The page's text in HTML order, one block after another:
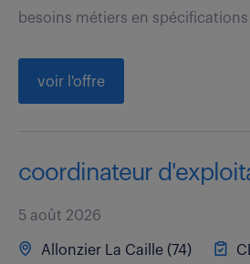
besoins métiers en
voir l'offre
coordinateur
5 août 2026
Allonzier La Caille (74)